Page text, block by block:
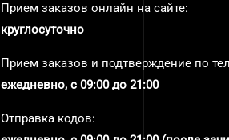
Прием заказов онлайн на сайте:
круглосуточно
Прием заказов и подтверждение по
ежедневно, с 09:00 до 21:00
Отправка кодов: